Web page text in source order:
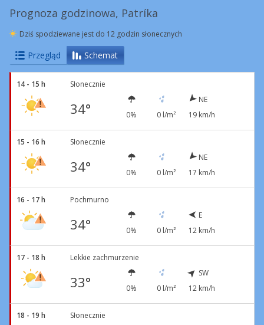
Prognoza godzinowa, Patríka
Dziś spodziewane jest do 12 godzin słonecznych
Przegląd Schemat
14 - 15 h Słonecznie
34° 0% 0 l/m²
NE
19 km/h
15 - 16 h Słonecznie
34° 0% 0 l/m²
NE
17 km/h
16 - 17 h Pochmurno
34° 0% 0 l/m²
E
12 km/h
17 - 18 h Lekkie zachmurzenie
33° 0% 0 l/m²
SW
12 km/h
18 - 19 h Słonecznie